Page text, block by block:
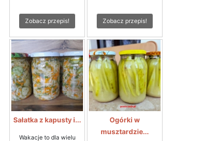
Zobacz przepis! Zobacz przepis!
Sałatka z kapusty i...
Wakacje to dla wielu
Ogórki w
musztardzie...